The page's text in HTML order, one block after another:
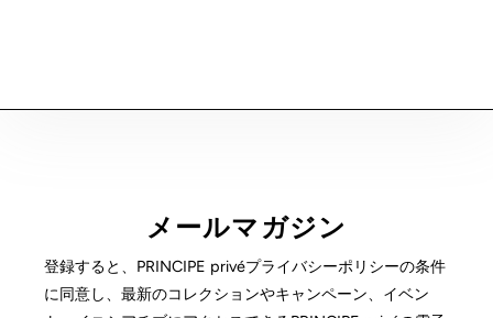
メールマガジン
登録すると、PRINCIPE privéプライバシーポリシーの条件
に同意し、最新のコレクションやキャンペーン、イベン